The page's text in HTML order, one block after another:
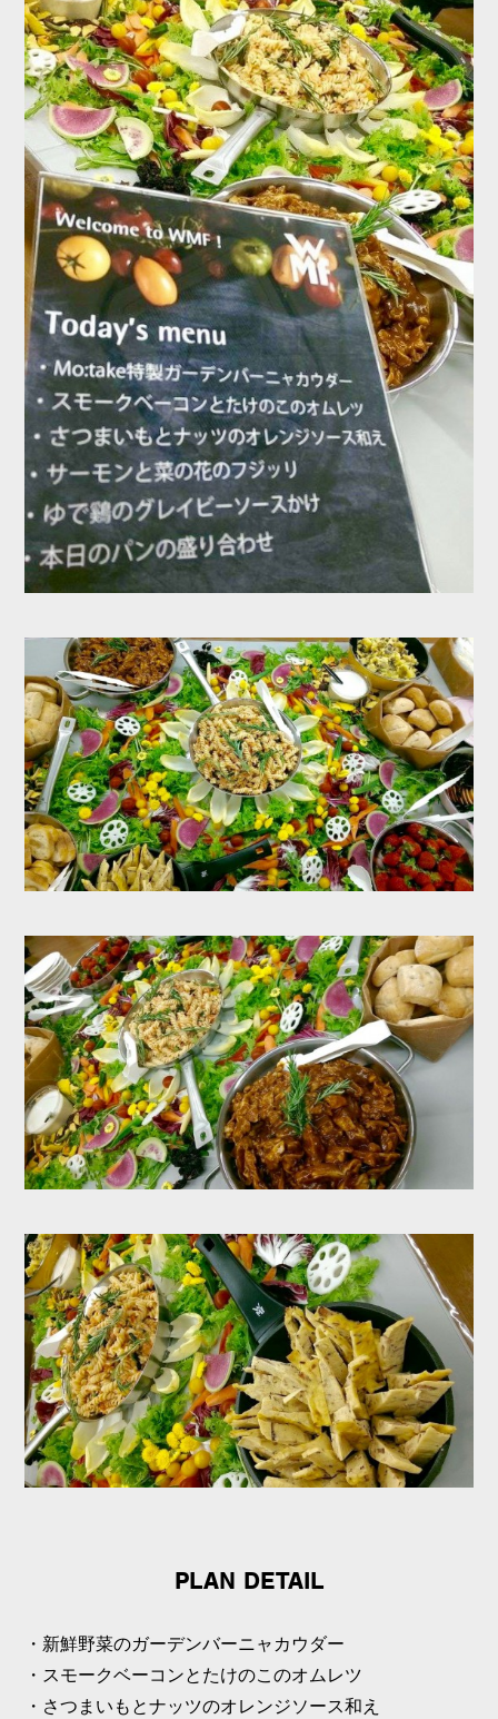
PLAN DETAIL
・新鮮野菜のガーデンバーニャカウダー
・スモークベーコンとたけのこのオムレツ
・さつまいもとナッツのオレンジソース和え